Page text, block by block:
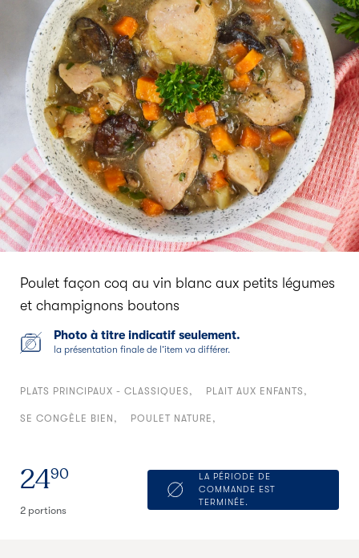
Poulet façon coq au vin blanc aux petits légumes
et champignons boutons
Photo à titre indicatif seulement.
la présentation finale de l’item va différer.
PLATS PRINCIPAUX - CLASSIQUES PLAIT AUX ENFANTS
SE CONGÈLE BIEN POULET NATURE
2490
2 portions
LA PÉRIODE DE
COMMANDE EST
TERMINÉE.